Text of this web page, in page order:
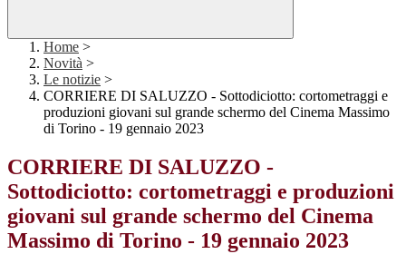
Home >
Novità >
Le notizie >
CORRIERE DI SALUZZO - Sottodiciotto: cortometraggi e
produzioni giovani sul grande schermo del Cinema Massimo
di Torino - 19 gennaio 2023
CORRIERE DI SALUZZO -
Sottodiciotto: cortometraggi e produzioni
giovani sul grande schermo del Cinema
Massimo di Torino - 19 gennaio 2023